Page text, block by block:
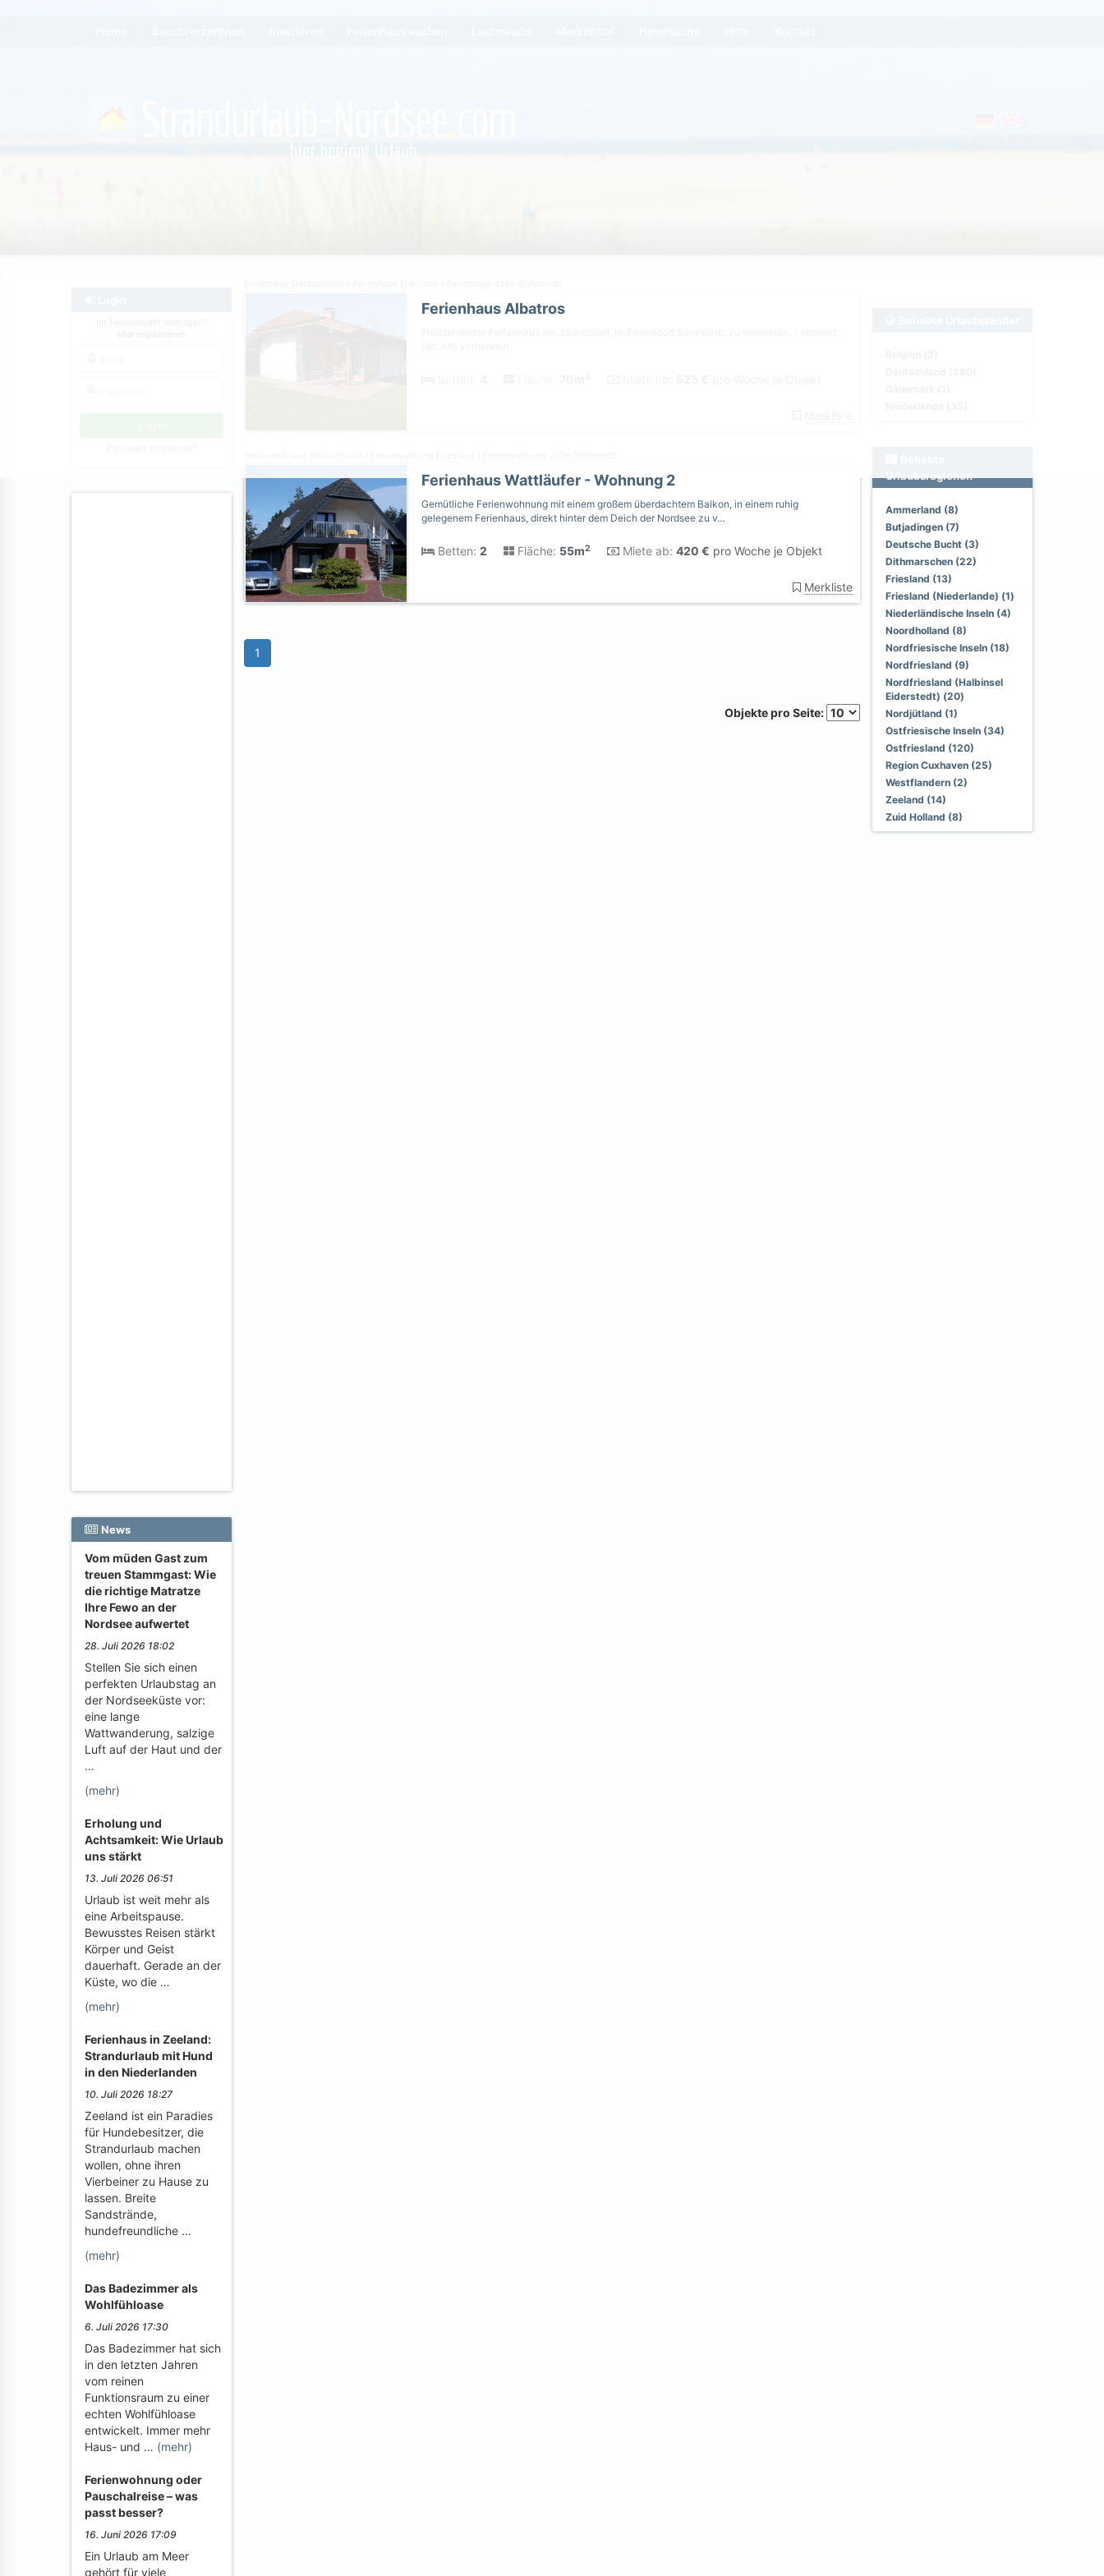
News
Vom müden Gast zum
treuen Stammgast: Wie
die richtige Matratze
Ihre Fewo an der
Nordsee aufwertet
28. Juli 2026 18:02
Stellen Sie sich einen
perfekten Urlaubstag an
der Nordseeküste vor:
eine lange
Wattwanderung, salzige
Luft auf der Haut und der
…
(mehr)
Erholung und
Achtsamkeit: Wie Urlaub
uns stärkt
13. Juli 2026 06:51
Urlaub ist weit mehr als
eine Arbeitspause.
Bewusstes Reisen stärkt
Körper und Geist
dauerhaft. Gerade an der
Küste, wo die …
(mehr)
Ferienhaus in Zeeland:
Strandurlaub mit Hund
in den Niederlanden
10. Juli 2026 18:27
Zeeland ist ein Paradies
für Hundebesitzer, die
Strandurlaub machen
wollen, ohne ihren
Vierbeiner zu Hause zu
lassen. Breite
Sandstrände,
hundefreundliche …
(mehr)
Das Badezimmer als
Wohlfühloase
6. Juli 2026 17:30
Das Badezimmer hat sich
in den letzten Jahren
vom reinen
Funktionsraum zu einer
echten Wohlfühloase
entwickelt. Immer mehr
Haus- und … (mehr)
Ferienwohnung oder
Pauschalreise – was
passt besser?
16. Juni 2026 17:09
Ein Urlaub am Meer
gehört für viele
Ferienhaus Albatros
Ferienhaus Wattläufer - Wohnung 2
Gemütliche Ferienwohnung mit einem großem überdachtem Balkon, in einem ruhig
gelegenem Ferienhaus, direkt hinter dem Deich der Nordsee zu v…
Betten: 2 Fläche: 55m2 Miete ab: 420 € pro Woche je Objekt
Merkliste
1
Objekte pro Seite:
Urlaubsregionen
Ammerland (8)
Butjadingen (7)
Deutsche Bucht (3)
Dithmarschen (22)
Friesland (13)
Friesland (Niederlande) (1)
Niederländische Inseln (4)
Noordholland (8)
Nordfriesische Inseln (18)
Nordfriesland (9)
Nordfriesland (Halbinsel
Eiderstedt) (20)
Nordjütland (1)
Ostfriesische Inseln (34)
Ostfriesland (120)
Region Cuxhaven (25)
Westflandern (2)
Zeeland (14)
Zuid Holland (8)